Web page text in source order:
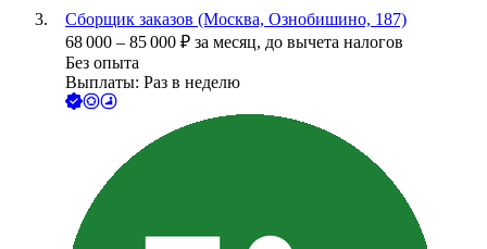
Сборщик заказов (Москва, Ознобишино, 187)
68 000 – 85 000 ₽ за месяц, до вычета налогов
Без опыта
Выплаты: Раз в неделю